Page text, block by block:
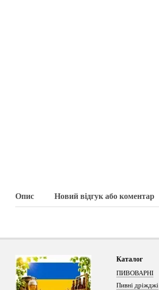
Опис Новий відгук або коментар
Каталог
ПИВОВАРНІ
Пивні дріжджі